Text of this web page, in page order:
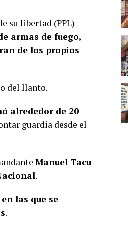
su libertad (PPL)
armas de fuego,
de los propios
del llanto.
alrededor de 20
guardia desde el
Manuel Tacu
.
las que se
.